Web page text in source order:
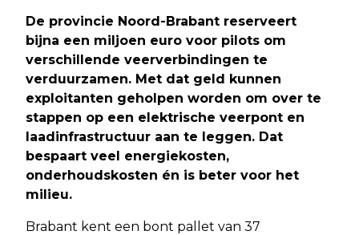
De provincie Noord-Brabant reserveert
bijna een miljoen euro voor pilots om
verschillende veerverbindingen te
verduurzamen. Met dat geld kunnen
exploitanten geholpen worden om over te
stappen op een elektrische veerpont en
laadinfrastructuur aan te leggen. Dat
bespaart veel energiekosten,
onderhoudskosten én is beter voor het
milieu.
Brabant kent een bont pallet van 37